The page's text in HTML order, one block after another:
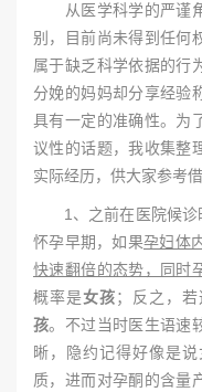
从医学科学的严谨角
别，目前尚未得到任何
属于缺乏科学依据的行
分娩的妈妈却分享经验
具有一定的准确性。为
议性的话题，我收集整
实际经历，供大家参考借
1、之前在医院候诊
怀孕早期，如果孕妇体
快速翻倍的态势，同时
概率是女孩；反之，若
孩。不过当时医生语速
晰，隐约记得好像是
质，进而对孕酮的含量